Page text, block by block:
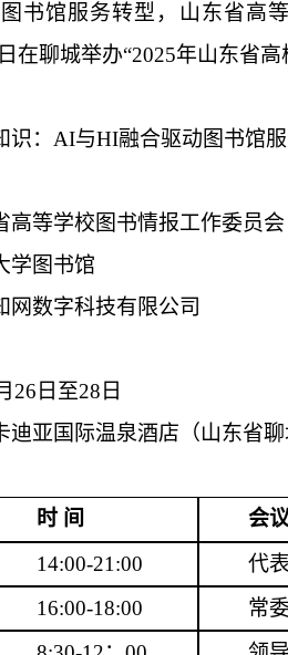
书馆服务转型，山东省高
日在聊城举办“2025年山东省高
识：AI与HI融合驱动图书馆
高等学校图书情报工作委员会
学图书馆
网数字科技有限公司
26 日至28 日
迪亚国际温泉酒店（山东省聊
时 间 会
14:00-21:00
代
16:00-18:00
常